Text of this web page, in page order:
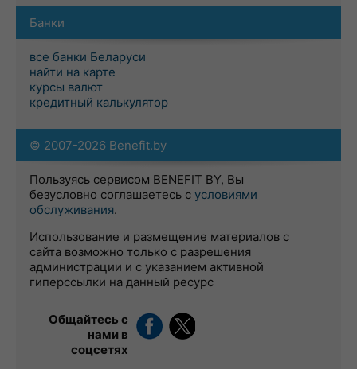
Банки
все банки Беларуси
найти на карте
курсы валют
кредитный калькулятор
© 2007-2026 Benefit.by
Пользуясь сервисом BENEFIT BY, Вы
безусловно соглашаетесь с условиями
обслуживания.
Использование и размещение материалов с
сайта возможно только с разрешения
администрации и с указанием активной
гиперссылки на данный ресурс
Общайтесь с
нами в
соцсетях